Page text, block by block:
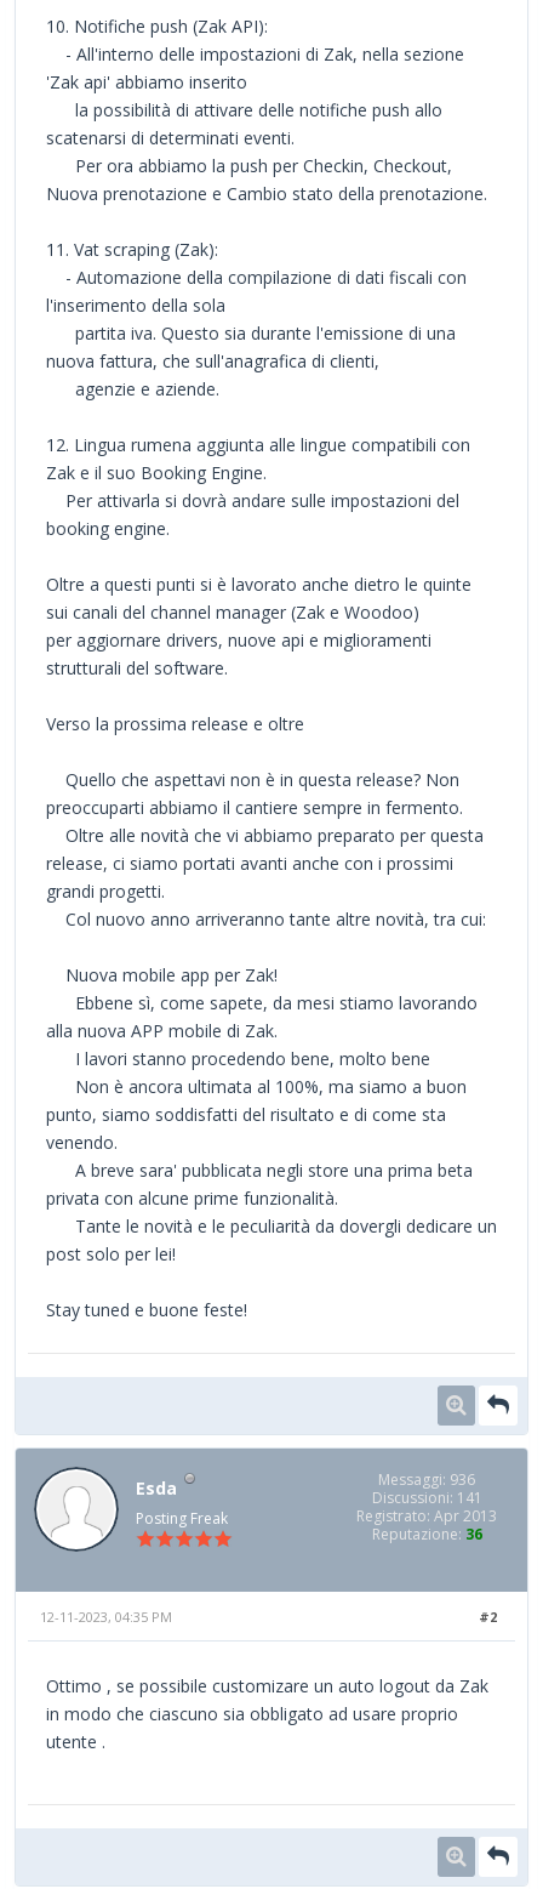
10. Notifiche push (Zak API):
- All'interno delle impostazioni di Zak, nella sezione
'Zak api' abbiamo inserito
la possibilità di attivare delle notifiche push allo
scatenarsi di determinati eventi.
Per ora abbiamo la push per Checkin, Checkout,
Nuova prenotazione e Cambio stato della prenotazione.
11. Vat scraping (Zak):
- Automazione della compilazione di dati fiscali con
l'inserimento della sola
partita iva. Questo sia durante l'emissione di una
nuova fattura, che sull'anagrafica di clienti,
agenzie e aziende.
12. Lingua rumena aggiunta alle lingue compatibili con
Zak e il suo Booking Engine.
Per attivarla si dovrà andare sulle impostazioni del
booking engine.
Oltre a questi punti si è lavorato anche dietro le quinte
sui canali del channel manager (Zak e Woodoo)
per aggiornare drivers, nuove api e miglioramenti
strutturali del software.
Verso la prossima release e oltre
Quello che aspettavi non è in questa release? Non
preoccuparti abbiamo il cantiere sempre in fermento.
Oltre alle novità che vi abbiamo preparato per questa
release, ci siamo portati avanti anche con i prossimi
grandi progetti.
Col nuovo anno arriveranno tante altre novità, tra cui:
Nuova mobile app per Zak!
Ebbene sì, come sapete, da mesi stiamo lavorando
alla nuova APP mobile di Zak.
I lavori stanno procedendo bene, molto bene
Non è ancora ultimata al 100%, ma siamo a buon
punto, siamo soddisfatti del risultato e di come sta
venendo.
A breve sara' pubblicata negli store una prima beta
privata con alcune prime funzionalità.
Tante le novità e le peculiarità da dovergli dedicare un
post solo per lei!
Stay tuned e buone feste!
Esda
Posting Freak
Messaggi: 936
Discussioni: 141
Registrato: Apr 2013
Reputazione: 36
#2
12-11-2023, 04:35 PM
Ottimo , se possibile customizare un auto logout da Zak
in modo che ciascuno sia obbligato ad usare proprio
utente .